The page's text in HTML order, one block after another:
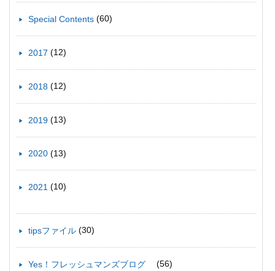
Special Contents (60)
2017 (12)
2018 (12)
2019 (13)
2020 (13)
2021 (10)
tipsファイル (30)
Yes！フレッシュマンズブログ (56)